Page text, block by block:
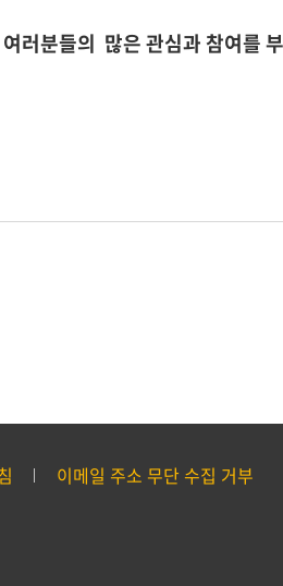
러분들의 많은 관심과 참여를
이메일 주소 무단 수집 거부